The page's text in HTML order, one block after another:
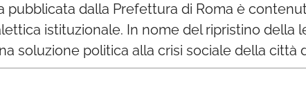
pubblicata dalla Prefettura di Roma è
istituzionale. In nome del ripristino
soluzione politica alla crisi sociale della città